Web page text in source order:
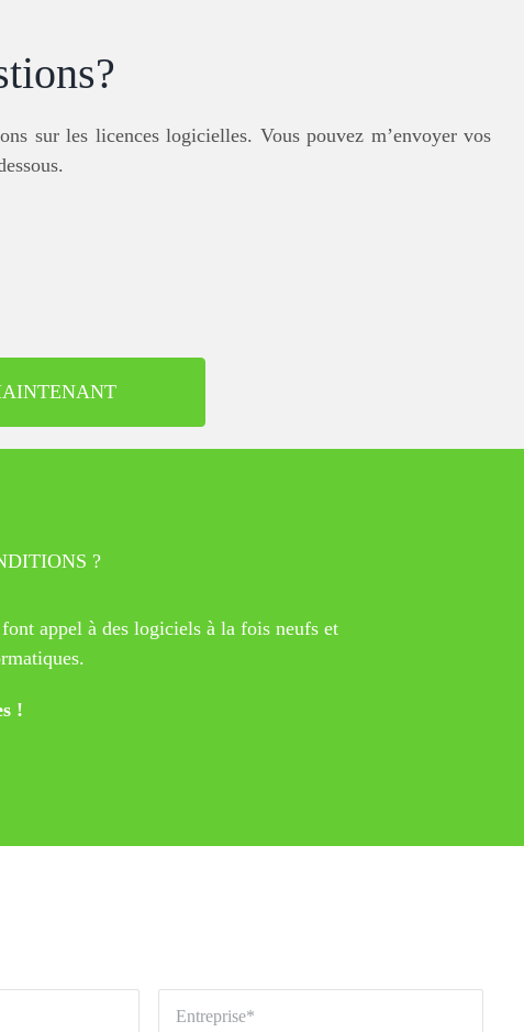
sur les licences logicielles. Vous pouvez m’envoyer vos
?
appel à des logiciels à la fois neufs et
!